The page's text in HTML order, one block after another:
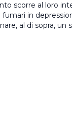
scorre al loro
in
al di sopra,